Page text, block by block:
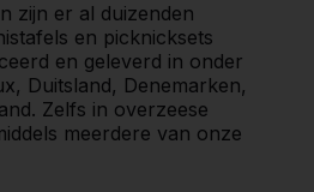
zijn er al duizenden
en picknicksets
en geleverd in onder
Duitsland, Denemarken,
Zelfs in overzeese
meerdere van onze